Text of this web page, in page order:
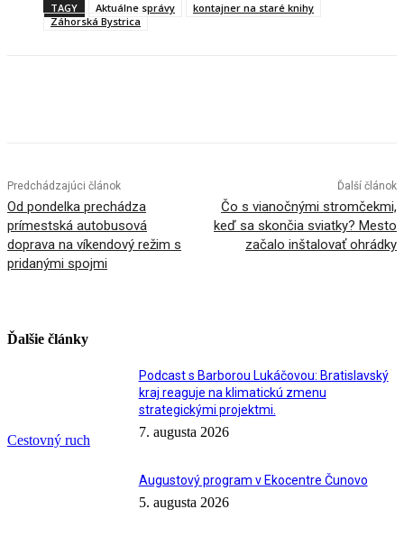
TAGY Aktuálne správy
kontajner na staré knihy
Záhorská Bystrica
Predchádzajúci článok
Od pondelka prechádza
prímestská autobusová
doprava na víkendový režim s
pridanými spojmi
Ďalší článok
Čo s vianočnými stromčekmi,
keď sa skončia sviatky? Mesto
začalo inštalovať ohrádky
Ďalšie články
Cestovný ruch
Podcast s Barborou Lukáčovou: Bratislavský
kraj reaguje na klimatickú zmenu
strategickými projektmi.
7. augusta 2026
Augustový program v Ekocentre Čunovo
5. augusta 2026